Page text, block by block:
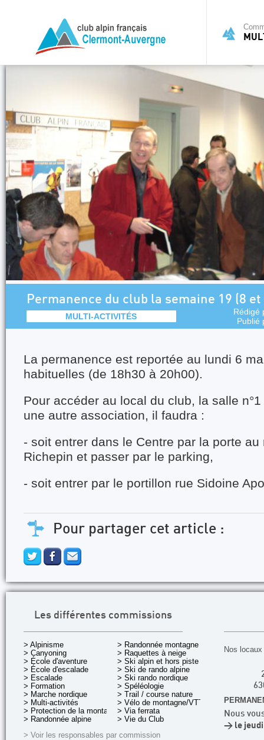
Permanence du club la semaine 19 (8
MULTI-ACTIVITÉS
Rédigé
Publié
La permanence est reportée au lundi 6
habituelles (de 18h30 à 20h00).
Pour accéder au local du club, la salle
une autre association, il faudra :
- soit entrer dans le Centre par la porte au
Richepin et passer par le parking,
- soit entrer par le portillon rue Sidoine
Pour partager cet article :
Les différentes commissions
> Alpinisme
> Canyoning
> École d'aventure
> École d'escalade
> Escalade
> Formation
> Marche nordique
> Multi-activités
> Protection de la montagne
> Randonnée alpine
> Randonnée montagne
> Raquettes à neige
> Ski alpin et hors piste
> Ski de rando alpine
> Ski rando nordique
> Spéléologie
> Trail / course nature
> Vélo de montagne/VTT
> Via ferrata
> Vie du Club
> Voir les responsables par commission
Nos
Nous
> le jeudi